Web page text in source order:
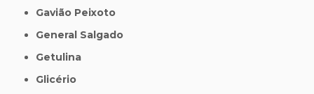
Gavião Peixoto
General Salgado
Getulina
Glicério